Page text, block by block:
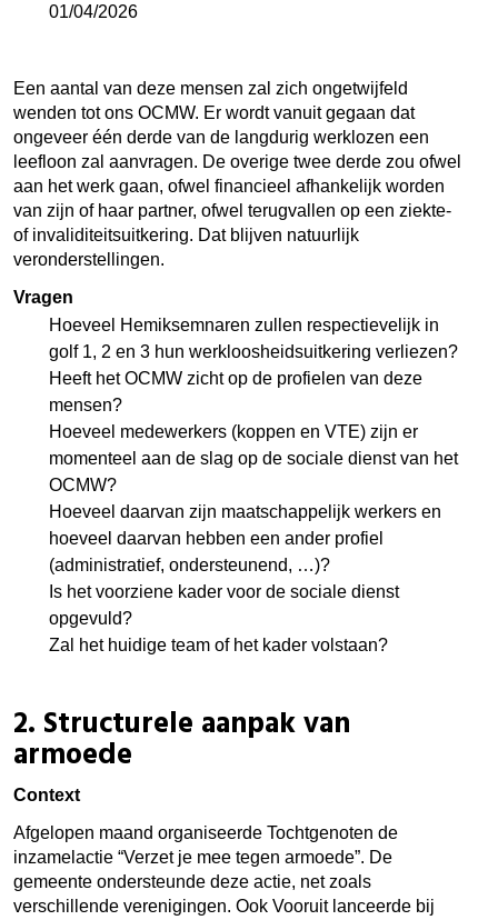
01/04/2026
Een aantal van deze mensen zal zich ongetwijfeld
wenden tot ons OCMW. Er wordt vanuit gegaan dat
ongeveer één derde van de langdurig werklozen een
leefloon zal aanvragen. De overige twee derde zou ofwel
aan het werk gaan, ofwel financieel afhankelijk worden
van zijn of haar partner, ofwel terugvallen op een ziekte-
of invaliditeitsuitkering. Dat blijven natuurlijk
veronderstellingen.
Vragen
Hoeveel Hemiksemnaren zullen respectievelijk in
golf 1, 2 en 3 hun werkloosheidsuitkering verliezen?
Heeft het OCMW zicht op de profielen van deze
mensen?
Hoeveel medewerkers (koppen en VTE) zijn er
momenteel aan de slag op de sociale dienst van het
OCMW?
Hoeveel daarvan zijn maatschappelijk werkers en
hoeveel daarvan hebben een ander profiel
(administratief, ondersteunend, …)?
Is het voorziene kader voor de sociale dienst
opgevuld?
Zal het huidige team of het kader volstaan?
2. Structurele aanpak van
armoede
Context
Afgelopen maand organiseerde Tochtgenoten de
inzamelactie “Verzet je mee tegen armoede”. De
gemeente ondersteunde deze actie, net zoals
verschillende verenigingen. Ook Vooruit lanceerde bij